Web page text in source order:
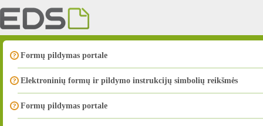
Formų pildymas portale
Elektroninių formų ir pildymo instrukcijų simbolių reikšmės
Formų pildymas portale